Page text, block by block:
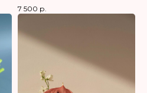
7 500 р.